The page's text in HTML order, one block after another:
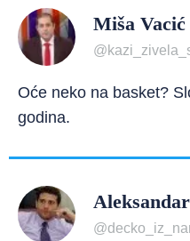
Miša Vacić
Oće neko na basket?
godina.